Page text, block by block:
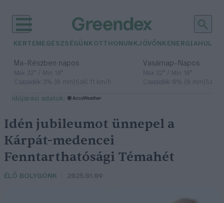
KERTEM EGÉSZSÉGÜNK OTTHONUNKJÖVŐNK ENERGIA
Ma– Részben napos
Max 32° / Min 18°
Csapadék: 3% (0 mm)Szél: 11 km/h
Vasárnap– Napos
Max 32° / Min 18°
Csapadék: 0% (0 mm)Szél:
időjárási adatok:
Idén jubileumot ünnepel a
Kárpát-medencei
Fenntarthatósági Témahét
ÉLŐ BOLYGÓNK 2025.01.09